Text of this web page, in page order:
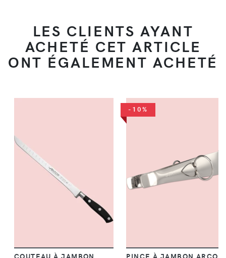
LES CLIENTS AYANT
ACHETÉ CET ARTICLE
ONT ÉGALEMENT ACHETÉ
-10%